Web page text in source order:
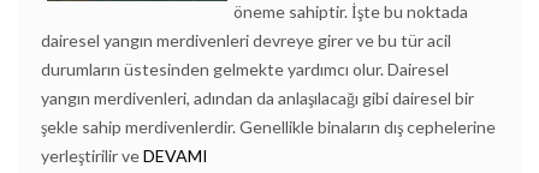
öneme sahiptir. İşte bu noktada
dairesel yangın merdivenleri devreye girer ve bu tür acil
durumların üstesinden gelmekte yardımcı olur. Dairesel
yangın merdivenleri, adından da anlaşılacağı gibi dairesel bir
şekle sahip merdivenlerdir. Genellikle binaların dış cephelerine
yerleştirilir veDEVAMI